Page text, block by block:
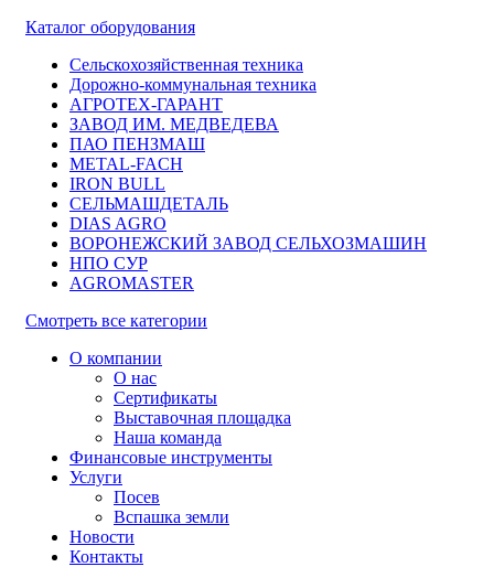
Каталог оборудования
Сельскохозяйственная техника
Дорожно-коммунальная техника
АГРОТЕХ-ГАРАНТ
ЗАВОД ИМ. МЕДВЕДЕВА
ПАО ПЕНЗМАШ
METAL-FACH
IRON BULL
СЕЛЬМАШДЕТАЛЬ
DIAS AGRO
ВОРОНЕЖСКИЙ ЗАВОД СЕЛЬХОЗМАШИН
НПО СУР
AGROMASTER
Смотреть все категории
О компании
О нас
Сертификаты
Выставочная площадка
Наша команда
Финансовые инструменты
Услуги
Посев
Вспашка земли
Новости
Контакты